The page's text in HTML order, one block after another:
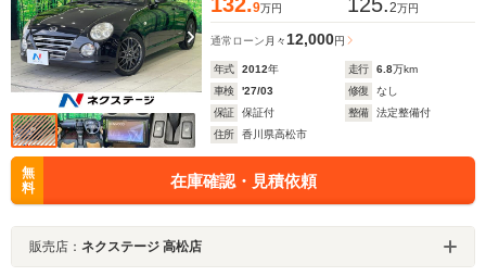
9万円 2万円
通常ローン 月々12,000円
年式 2012年 走行 6.8万km
車検
'27/03 修復
なし
保証
保証付 整備
法定整備付
住所
香川県高松市
無
料
在庫確認・見積依頼
販売店： ネクステージ 高松店